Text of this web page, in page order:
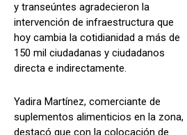
y transeúntes agradecieron la
intervención de infraestructura que
hoy cambia la cotidianidad a más de
150 mil ciudadanas y ciudadanos
directa e indirectamente.
Yadira Martínez, comerciante de
suplementos alimenticios en la zona,
destacó que con la colocación de